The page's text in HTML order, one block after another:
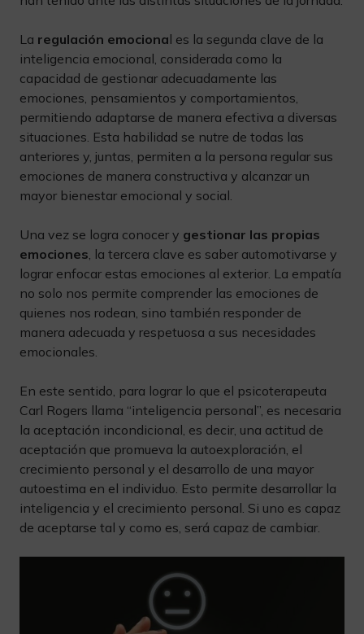
La regulación emocional es la segunda clave de la
inteligencia emocional, considerada como la
capacidad de gestionar adecuadamente las
emociones, pensamientos y comportamientos,
permitiendo adaptarse de manera efectiva a diversas
situaciones. Esta habilidad se nutre de todas las
anteriores y, juntas, permiten a la persona regular sus
emociones de manera constructiva y alcanzar un
mayor bienestar emocional y social.
Una vez se logra conocer y gestionar las propias
emociones, la tercera clave es saber automotivarse y
lograr enfocar estas emociones al exterior. La empatía
no solo nos permite comprender las emociones de
quienes nos rodean, sino también responder de
manera adecuada y respetuosa a sus necesidades
emocionales.
En este sentido, para lograr lo que el psicoterapeuta
Carl Rogers llama “inteligencia personal”, es necesaria
la aceptación incondicional, es decir, una actitud de
aceptación que promueva la autoexploración, el
crecimiento personal y el desarrollo de una mayor
autoestima en el individuo. Esto permite desarrollar la
inteligencia y el crecimiento personal. Si uno es capaz
de aceptarse tal y como es, será capaz de cambiar.